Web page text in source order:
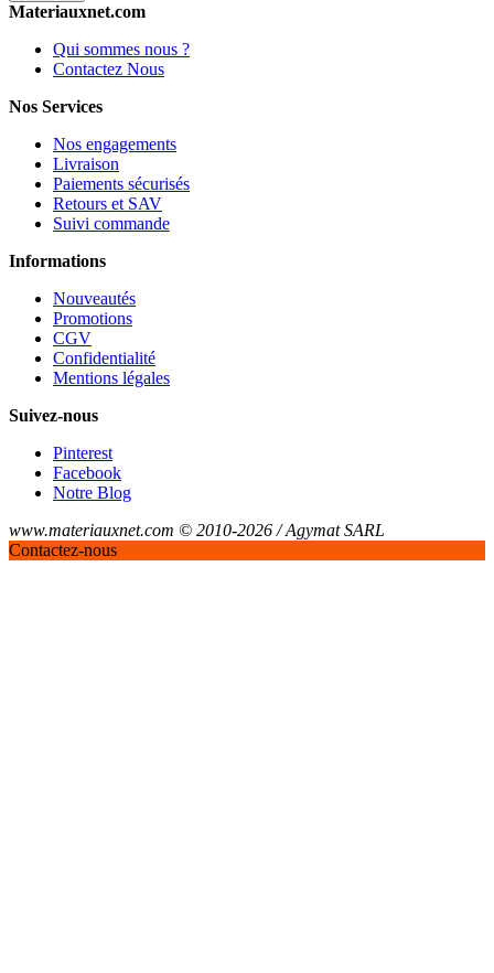
Materiauxnet.com
Qui sommes nous ?
Contactez Nous
Nos Services
Nos engagements
Livraison
Paiements sécurisés
Retours et SAV
Suivi commande
Informations
Nouveautés
Promotions
CGV
Confidentialité
Mentions légales
Suivez-nous
Pinterest
Facebook
Notre Blog
www.materiauxnet.com © 2010-2026 / Agymat SARL
Contactez-nous